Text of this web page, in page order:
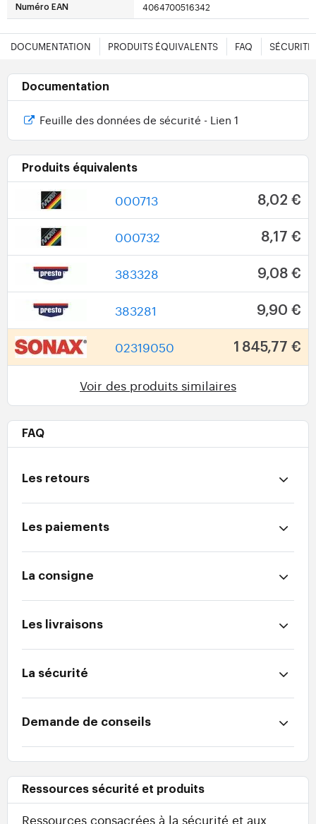
Numéro EAN 4064700516342
DOCUMENTATION PRODUITS ÉQUIVALENTS FAQ SÉCURITÉ
Documentation
Feuille des données de sécurité - Lien 1
Produits équivalents
000713 8,02 €
000732 8,17 €
383328 9,08 €
383281 9,90 €
02319050 1 845,77 €
Voir des produits similaires
FAQ
Les retours
Les paiements
La consigne
Les livraisons
La sécurité
Demande de conseils
Ressources sécurité et produits
Ressources consacrées à la sécurité et aux